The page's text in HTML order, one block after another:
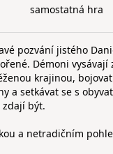
samostatná hra
pozvání jistého
Démoni
krajinou,
a setkávat se s
zdají být.
a netradičním